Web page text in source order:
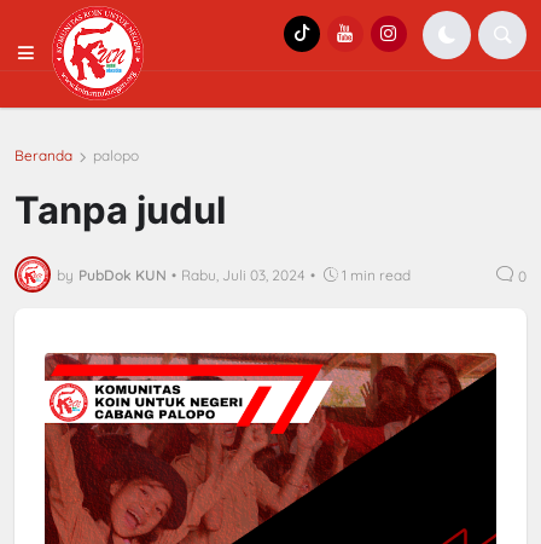
Beranda palopo
Tanpa judul
by PubDok KUN • Rabu, Juli 03, 2024 • 1 min read 0